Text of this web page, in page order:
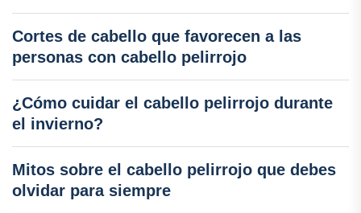
Cortes de cabello que favorecen a las
personas con cabello pelirrojo
¿Cómo cuidar el cabello pelirrojo durante
el invierno?
Mitos sobre el cabello pelirrojo que debes
olvidar para siempre